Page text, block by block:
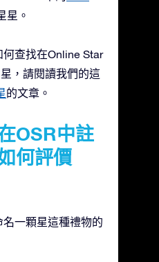
星。
查找在Online Star
，請閱讀我們的這
的文章。
OSR中註
何評價
一顆星這種禮物的